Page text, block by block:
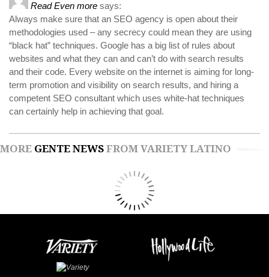
Read Even more says:
Always make sure that an SEO agency is open about their
methodologies used – any secrecy could mean they are using
“black hat” techniques. Google has a big list of rules about
websites and what they can and can’t do with search results
and their code. Every website on the internet is aiming for long-
term promotion and visibility on search results, and hiring a
competent SEO consultant which uses white-hat techniques
can certainly help in achieving that goal.
MORE GENTE NEWS FROM VARIETY LATINO